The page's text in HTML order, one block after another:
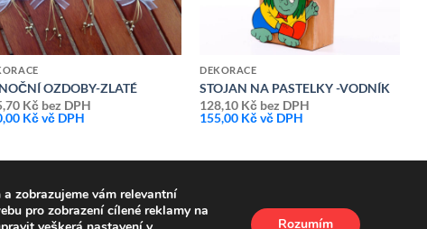
OZDOBY-ZLATÉ
Kč bez DPH
Kčvč DPH
DEKORACE
STOJAN NA PASTELKY -VODNÍK
128,10 Kč bez DPH
155,00 Kčvč DPH
zobrazujeme vám relevantní
pro zobrazení cílené reklamy na
Rozumím